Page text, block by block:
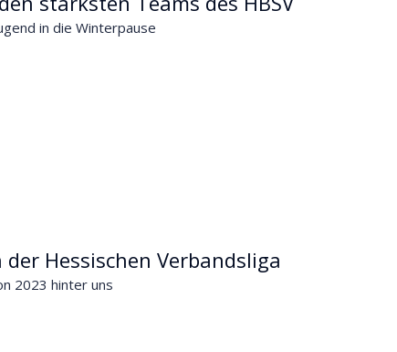
in die Winterpause
Hessischen Verbandsliga
2023 hinter uns